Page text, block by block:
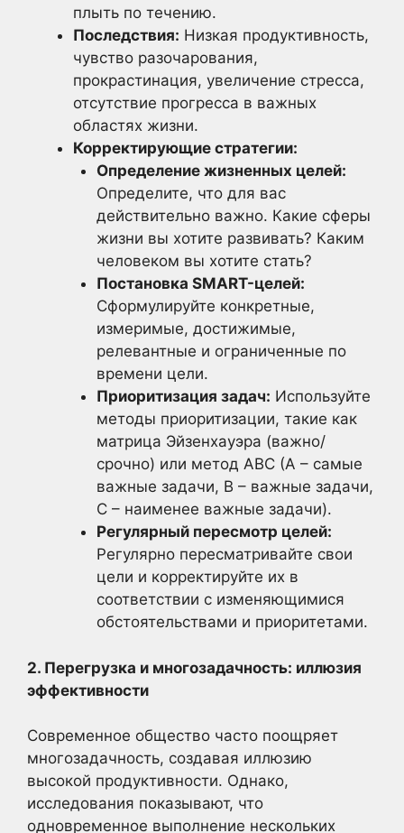
плыть по течению.
Последствия: Низкая продуктивность,
чувство разочарования,
прокрастинация, увеличение стресса,
отсутствие прогресса в важных
областях жизни.
Корректирующие стратегии:
Определение жизненных целей:
Определите, что для вас
действительно важно. Какие сферы
жизни вы хотите развивать? Каким
человеком вы хотите стать?
Постановка SMART-целей:
Сформулируйте конкретные,
измеримые, достижимые,
релевантные и ограниченные по
времени цели.
Приоритизация задач: Используйте
методы приоритизации, такие как
матрица Эйзенхауэра (важно/
срочно) или метод ABC (A – самые
важные задачи, B – важные задачи,
C – наименее важные задачи).
Регулярный пересмотр целей:
Регулярно пересматривайте свои
цели и корректируйте их в
соответствии с изменяющимися
обстоятельствами и приоритетами.
2. Перегрузка и многозадачность: иллюзия
эффективности
Современное общество часто поощряет
многозадачность, создавая иллюзию
высокой продуктивности. Однако,
исследования показывают, что
одновременное выполнение нескольких